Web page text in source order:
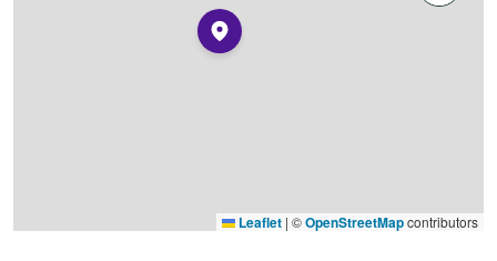
Leaflet | ©OpenStreetMapcontributors